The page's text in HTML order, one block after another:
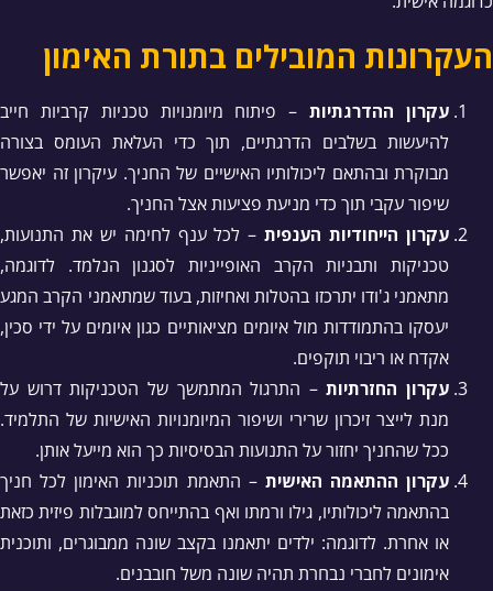
העקרונות המובילים בתורת האימון
עקרון ההדרגתיות– פיתוח מיומנויות טכניות קרביות חייב
להיעשות בשלבים הדרגתיים, תוך כדי העלאת העומס בצורה
מבוקרת ובהתאם ליכולותיו האישיים של החניך. עיקרון זה יאפשר
שיפור עקבי תוך כדי מניעת פציעות אצל החניך.
עקרון הייחודיות הענפית– לכל ענף לחימה יש את התנועות,
טכניקות ותבניות הקרב האופייניות לסגנון הנלמד. לדוגמה,
מתאמני ג'ודו יתרכזו בהטלות ואחיזות, בעוד שמתאמני הקרב המגע
יעסקו בהתמודדות מול איומים מציאותיים כגון איומים על ידי סכין,
אקדח או ריבוי תוקפים.
עקרון החזרתיות– התרגול המתמשך של הטכניקות דרוש על
מנת לייצר זיכרון שרירי ושיפור המיומנויות האישיות של התלמיד.
ככל שהחניך יחזור על התנועות הבסיסיות כך הוא מייעל אותן.
עקרון ההתאמה האישית – התאמת תוכניות האימון לכל חניך
בהתאמה ליכולותיו, גילו ורמתו ואף בהתייחס למוגבלות פיזית כזאת
או אחרת. לדוגמה: ילדים יתאמנו בקצב שונה ממבוגרים, ותוכנית
אימונים לחברי נבחרת תהיה שונה משל חובבנים.